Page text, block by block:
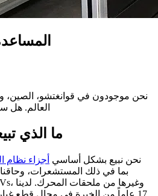
نحن موجودون في قوانغتشو، الصين،
العالم. هل
ما الذي
نحن نبيع بشكل أساسي أجزاء نظام
بما في ذلك المستشعرات،
17 عاماً من الخبرة في مجال قطع